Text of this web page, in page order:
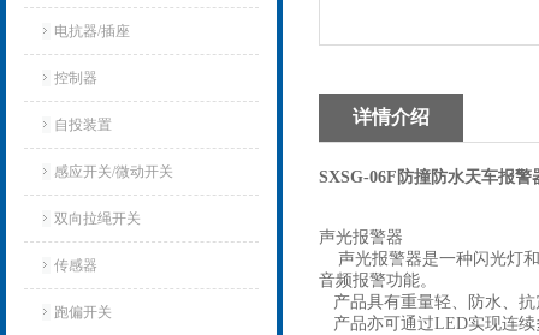
电抗器/插座
控制器
自投装置
感应开关/微动开关
双向拉绳开关
传感器
跑偏开关
详情介绍
SXSG-06F防撞防水天车报警
声光报警器
声光报警器是一种闪光灯
音频报警功能。
产品具有重量轻、防水、抗
产品亦可通过LED实现连续